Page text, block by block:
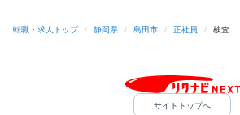
転職・求人トップ / 静岡県 / 島田市 / 正社員 / 検査
サイトトップへ